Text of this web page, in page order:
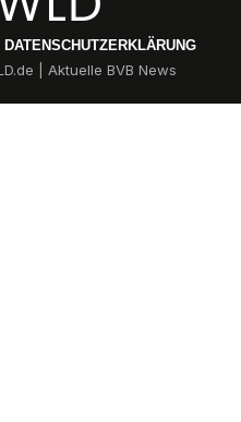
DATENSCHUTZERKLÄRUNG
| Aktuelle BVB News